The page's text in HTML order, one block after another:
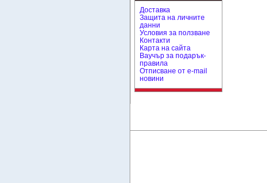
Доставка
Защита на личните
данни
Условия за ползване
Контакти
Карта на сайта
Ваучър за подарък-
правила
Отписване от e-mail
новини